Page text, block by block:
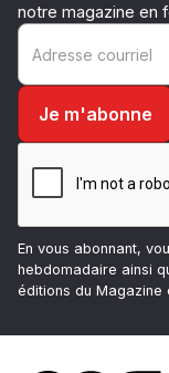
notre magazine en
En vous abonnant,
hebdomadaire ainsi
éditions du Magazine